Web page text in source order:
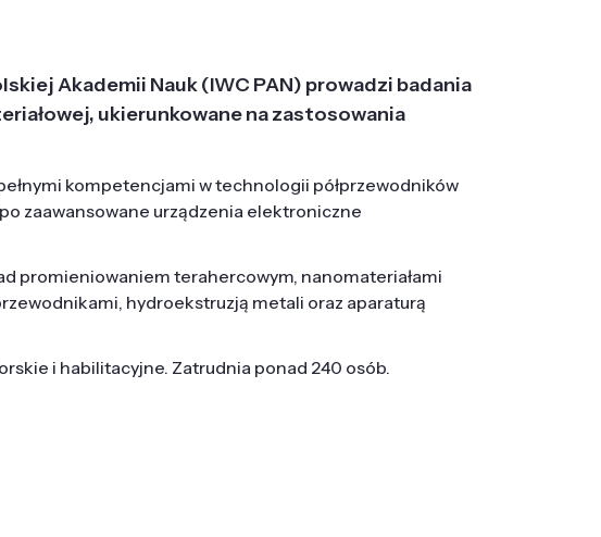
Akademii Nauk (IWC PAN) prowadzi badania
ukierunkowane na zastosowania
kompetencjami w technologii półprzewodników
zaawansowane urządzenia elektroniczne
promieniowaniem terahercowym, nanomateriałami
hydroekstruzją metali oraz aparaturą
i habilitacyjne. Zatrudnia ponad 240 osób.